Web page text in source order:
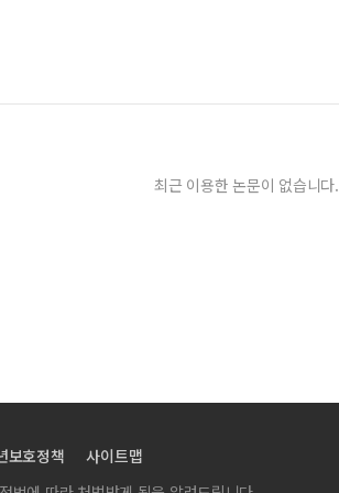
최근 이용한 논문이 없습니다.
보호정책
사이트맵